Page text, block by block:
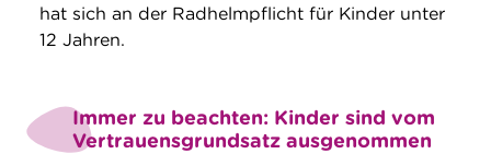
hat sich an der Radhelmpflicht für Kinder unter
12 Jahren.
Immer zu beachten: Kinder sind vom
Vertrauensgrundsatz ausgenommen